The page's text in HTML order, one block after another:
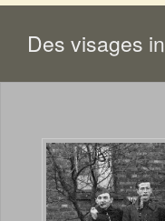
Des visages